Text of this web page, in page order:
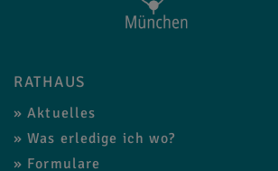
RATHAUS
Aktuelles
Was erledige ich wo?
Formulare